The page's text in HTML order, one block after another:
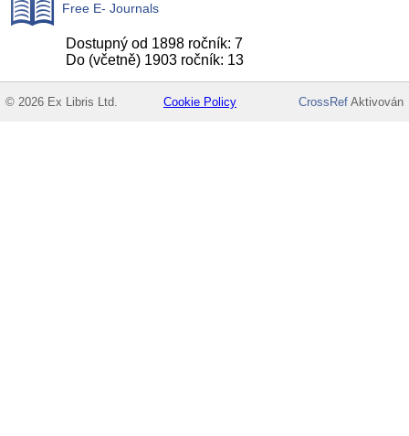
Free E- Journals
Dostupný od 1898 ročník: 7
Do (včetně) 1903 ročník: 13
© 2026 Ex Libris Ltd. Cookie Policy CrossRefAktivován